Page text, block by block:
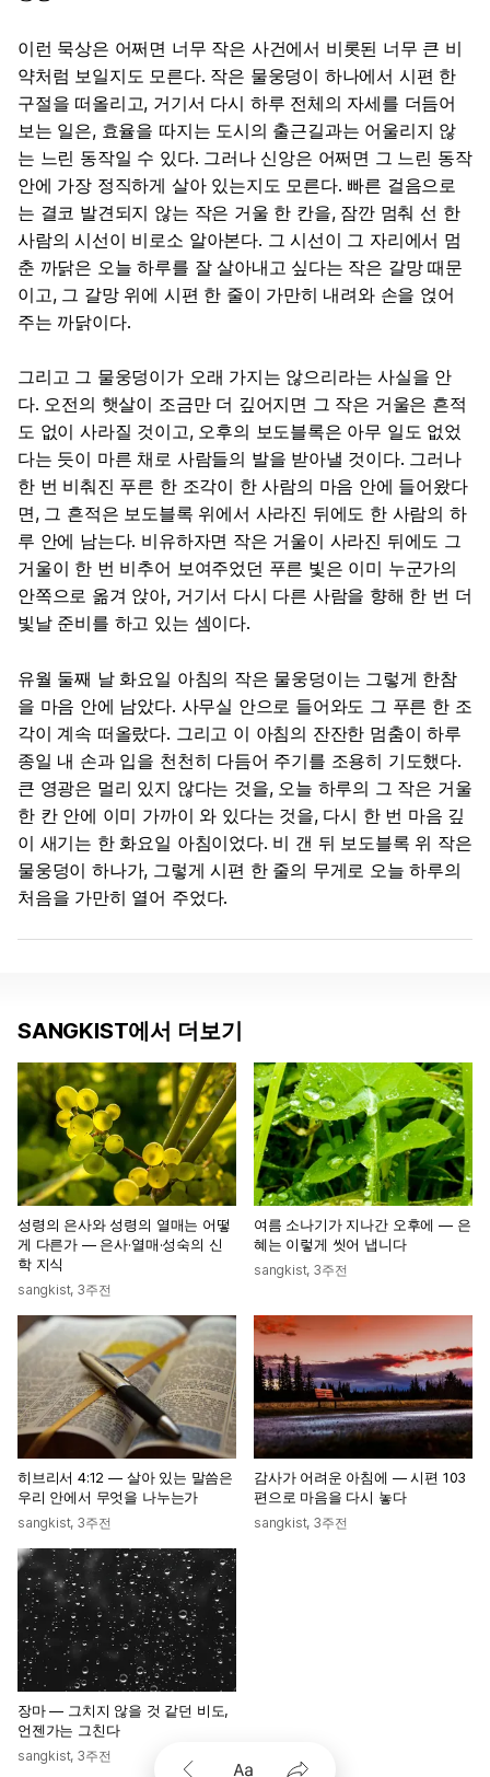
이런 묵상은 어쩌면 너무 작은 사건에서 비롯된 너무 큰 비
약처럼 보일지도 모른다. 작은 물웅덩이 하나에서 시편 한
구절을 떠올리고, 거기서 다시 하루 전체의 자세를 더듬어
보는 일은, 효율을 따지는 도시의 출근길과는 어울리지 않
는 느린 동작일 수 있다. 그러나 신앙은 어쩌면 그 느린 동작
안에 가장 정직하게 살아 있는지도 모른다. 빠른 걸음으로
는 결코 발견되지 않는 작은 거울 한 칸을, 잠깐 멈춰 선 한
사람의 시선이 비로소 알아본다. 그 시선이 그 자리에서 멈
춘 까닭은 오늘 하루를 잘 살아내고 싶다는 작은 갈망 때문
이고, 그 갈망 위에 시편 한 줄이 가만히 내려와 손을 얹어
주는 까닭이다.
그리고 그 물웅덩이가 오래 가지는 않으리라는 사실을 안
다. 오전의 햇살이 조금만 더 깊어지면 그 작은 거울은 흔적
도 없이 사라질 것이고, 오후의 보도블록은 아무 일도 없었
다는 듯이 마른 채로 사람들의 발을 받아낼 것이다. 그러나
한 번 비춰진 푸른 한 조각이 한 사람의 마음 안에 들어왔다
면, 그 흔적은 보도블록 위에서 사라진 뒤에도 한 사람의 하
루 안에 남는다. 비유하자면 작은 거울이 사라진 뒤에도 그
거울이 한 번 비추어 보여주었던 푸른 빛은 이미 누군가의
안쪽으로 옮겨 앉아, 거기서 다시 다른 사람을 향해 한 번 더
빛날 준비를 하고 있는 셈이다.
유월 둘째 날 화요일 아침의 작은 물웅덩이는 그렇게 한참
을 마음 안에 남았다. 사무실 안으로 들어와도 그 푸른 한 조
각이 계속 떠올랐다. 그리고 이 아침의 잔잔한 멈춤이 하루
종일 내 손과 입을 천천히 다듬어 주기를 조용히 기도했다.
큰 영광은 멀리 있지 않다는 것을, 오늘 하루의 그 작은 거울
한 칸 안에 이미 가까이 와 있다는 것을, 다시 한 번 마음 깊
이 새기는 한 화요일 아침이었다. 비 갠 뒤 보도블록 위 작은
물웅덩이 하나가, 그렇게 시편 한 줄의 무게로 오늘 하루의
처음을 가만히 열어 주었다.
SANGKIST에서 더보기
성령의 은사와 성령의 열매는 어떻
게 다른가 — 은사·열매·성숙의 신
학 지식
sangkist, 3주전
여름 소나기가 지나간 오후에 — 은
혜는 이렇게 씻어 냅니다
sangkist, 3주전
히브리서 4:12 — 살아 있는 말씀은
우리 안에서 무엇을 나누는가
sangkist, 3주전
감사가 어려운 아침에 — 시편 103
편으로 마음을 다시 놓다
sangkist, 3주전
장마 — 그치지 않을 것 같던 비도,
언젠가는 그친다
sangkist, 3주전